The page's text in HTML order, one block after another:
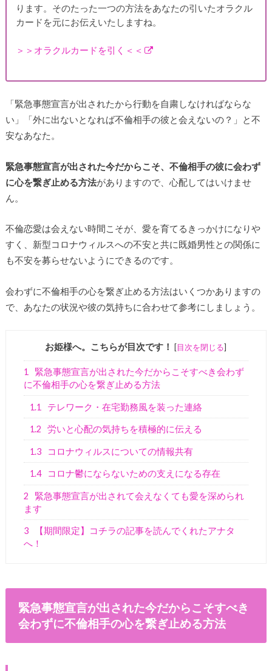
ります。そのたった一つの方法をあなたの引いたオラクル
カードを元にお伝えいたしますね。
＞＞オラクルカードを引く＜＜
「緊急事態宣言が出されたから行動を自粛しなければならな
い」「外に出ないとなれば不倫相手の彼と会えないの？」と不
安なあなた。
緊急事態宣言が出された今だからこそ、不倫相手の彼に会わず
に心を繋ぎ止める方法がありますので、心配してはいけませ
ん。
不倫恋愛は会えない時間こそが、愛を育てるきっかけになりや
すく、新型コロナウィルスへの不安と共に既婚男性との関係に
も不安を募らせないようにできるのです。
会わずに不倫相手の心を繋ぎ止める方法はいくつかありますの
で、あなたの状況や彼の気持ちに合わせて参考にしましょう。
お姫様へ。こちらが目次です！ [目次を閉じる]
1
緊急事態宣言が出された今だからこそすべき会わず
に不倫相手の心を繋ぎ止める方法
1.1 テレワーク・在宅勤務風を装った連絡
1.2 労いと心配の気持ちを積極的に伝える
1.3 コロナウィルスについての情報共有
1.4 コロナ鬱にならないための支えになる存在
2
緊急事態宣言が出されて会えなくても愛を深められ
ます
3
【期間限定】コチラの記事を読んでくれたアナタ
へ！
緊急事態宣言が出された今だからこそすべき
会わずに不倫相手の心を繋ぎ止める方法